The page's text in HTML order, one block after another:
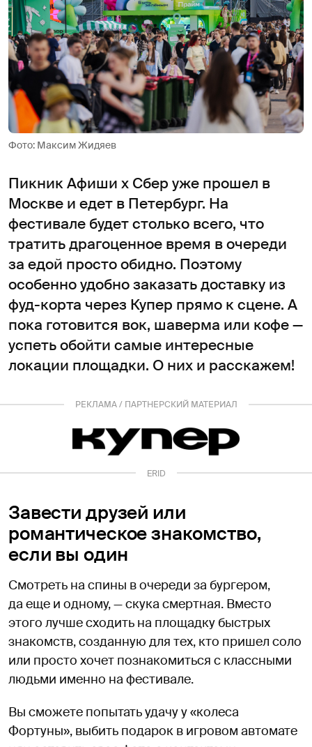
Фото: Максим Жидяев
Пикник Афиши х Сбер уже прошел в
Москве и едет в Петербург. На
фестивале будет столько всего, что
тратить драгоценное время в очереди
за едой просто обидно. Поэтому
особенно удобно заказать доставку из
фуд-корта через Купер прямо к сцене. А
пока готовится вок, шаверма или кофе —
успеть обойти самые интересные
локации площадки. О них и расскажем!
РЕКЛАМА / ПАРТНЕРСКИЙ МАТЕРИАЛ
ERID
Завести друзей или
романтическое знакомство,
если вы один
Смотреть на спины в очереди за бургером,
да еще и одному, — скука смертная. Вместо
этого лучше сходить на площадку быстрых
знакомств, созданную для тех, кто пришел соло
или просто хочет познакомиться с классными
людьми именно на фестивале.
Вы сможете попытать удачу у «колеса
Фортуны», выбить подарок в игровом автомате